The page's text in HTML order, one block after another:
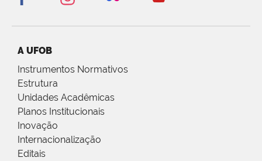
A UFOB
Instrumentos Normativos
Estrutura
Unidades Acadêmicas
Planos Institucionais
Inovação
Internacionalização
Editais